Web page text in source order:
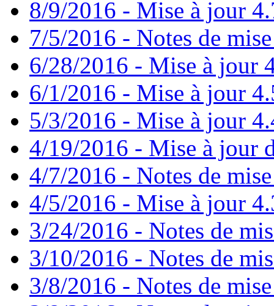
8/9/2016 - Mise à jour
7/5/2016 - Notes de
6/28/2016 - Mise à jour
6/1/2016 - Mise à jour
5/3/2016 - Mise à jour
4/19/2016 - Mise à jour
4/7/2016 - Notes de
4/5/2016 - Mise à jour
3/24/2016 - Notes de
3/10/2016 - Notes de
3/8/2016 - Notes de